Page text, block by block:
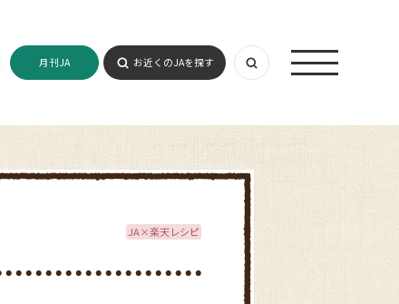
月刊JA お近くのJAを探す
JA×楽天レシピ